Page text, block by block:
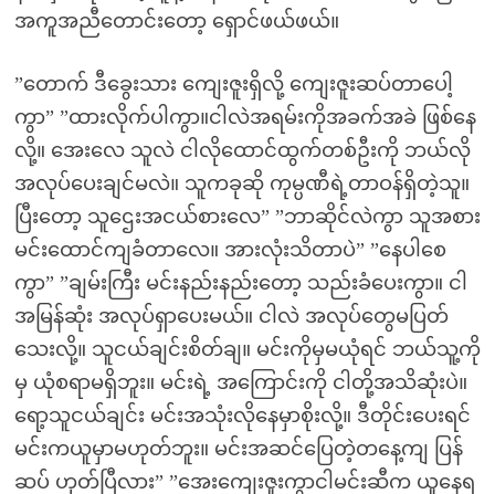
အကူအညီတောင်းတော့ ရှောင်ဖယ်ဖယ်။
”တောက် ဒီခွေးသား ကျေးဇူးရှိလို့ ကျေးဇူးဆပ်တာပေါ့
ကွာ” ”ထားလိုက်ပါကွာ။ငါလဲအရမ်းကိုအခက်အခဲ ဖြစ်နေ
လို့။ အေးလေ သူလဲ ငါလိုထောင်ထွက်တစ်ဦးကို ဘယ်လို
အလုပ်ပေးချင်မလဲ။ သူကခုဆို ကုမ္ပဏီရဲ့တာဝန်ရှိတဲ့သူ။
ပြီးတော့ သူဌေးအငယ်စားလေ” ”ဘာဆိုင်လဲကွာ သူအစား
မင်းထောင်ကျခံတာလေ။ အားလုံးသိတာပဲ” ”နေပါစေ
ကွာ” ”ချမ်းကြီး မင်းနည်းနည်းတော့ သည်းခံပေးကွာ။ ငါ
အမြန်ဆုံး အလုပ်ရှာပေးမယ်။ ငါလဲ အလုပ်တွေမပြတ်
သေးလို့။ သူငယ်ချင်းစိတ်ချ။ မင်းကိုမှမယုံရင် ဘယ်သူ့ကို
မှ ယုံစရာမရှိဘူး။ မင်းရဲ့ အကြောင်းကို ငါတို့အသိဆုံးပဲ။
ရော့သူငယ်ချင်း မင်းအသုံးလိုနေမှာစိုးလို့။ ဒီတိုင်းပေးရင်
မင်းကယူမှာမဟုတ်ဘူး။ မင်းအဆင်ပြေတဲ့တနေ့ကျ ပြန်
ဆပ် ဟုတ်ပြီလား” ”အေးကျေးဇူးကွာငါမင်းဆီက ယူနေရ